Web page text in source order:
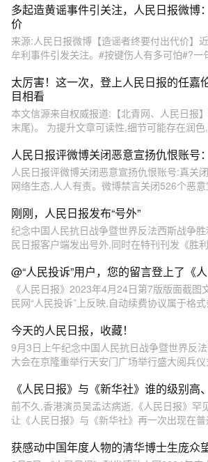
多起造黄谣事件引关注，人民日报微博
价
来源:人民日报微博【造谣者终要付出代价】
牟利事件引发关注。#按键伤人有多可怕#?一
太厉害！这一次，登上人民日报的任嘉
目相看
本文信源来自权威报道:【北青网、人民日报
末尾)。 为提升文章可读性,细节可能存在润色
人民日报评微博关闭恶意宣扬仇恨账号
人民日报评微博关闭恶意宣扬仇恨账号:真关
网络生态,人人有责。微博禁言关闭526个恶
刚刚，人民日报发布“号外”
纪念中国人民抗日战争暨世界反法西斯战争
民日报客户端发出号外,同时在特刊刊发《胜
@“人民投诉”用户，您的留言登上了《人
《人民日报》2023年4月24日第7版版面截图
民网“人民投诉”上反映,自动续费协议属于格
今天的人民日报，收藏！
9月3日上午纪念中国人民抗日战争暨世界反
大会在京隆重举行天安门广场举行盛大阅兵
《人民日报》与《新华社》谁的级别高
前不久,香港演员吴孟达病逝,《人民日报》罕
让《人民日报》与《新华社》再一次出现在
获感动中国年度人物的清华博士生庞众